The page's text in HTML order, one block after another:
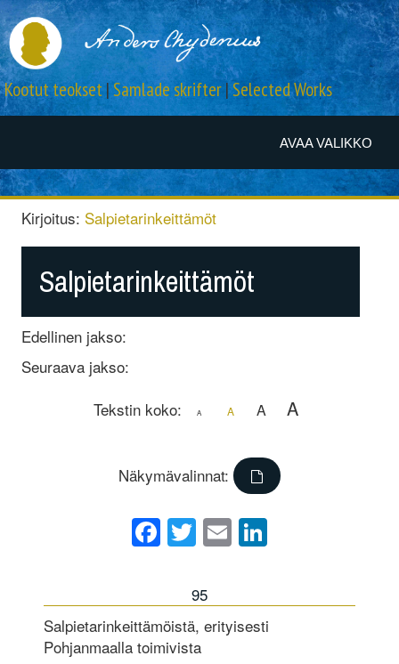
AVAA VALIKKO
Kootut teokset|Samlade skrifter|Selected Works
Kirjoitus: Salpietarinkeittämöt
Salpietarinkeittämöt
Edellinen jakso:
Seuraava jakso:
Tekstin koko:
A A A A
Näkymävalinnat:
Facebook
Twitter
Email
95
Salpietarinkeittämöistä, erityisesti
Pohjanmaalla toimivista